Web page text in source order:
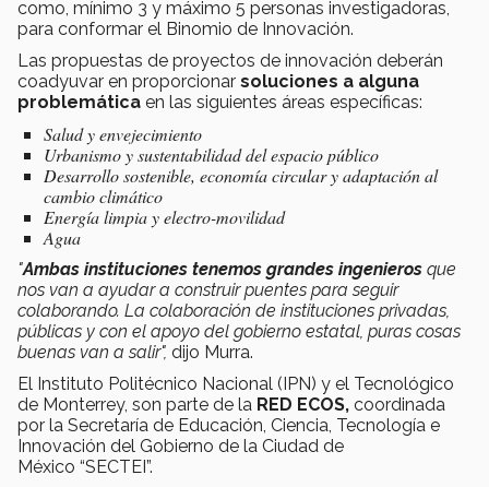
como, mínimo 3 y máximo 5 personas investigadoras,
para conformar el Binomio de Innovación.
Las propuestas de proyectos de innovación deberán
coadyuvar en proporcionar soluciones a alguna
problemática en las siguientes áreas específicas:
Salud y envejecimiento
Urbanismo y sustentabilidad del espacio público
Desarrollo sostenible, economía circular y adaptación al
cambio climático
Energía limpia y electro-movilidad
Agua
"Ambas instituciones tenemos grandes ingenieros que
nos van a ayudar a construir puentes para seguir
colaborando. La colaboración de instituciones privadas,
públicas y con el apoyo del gobierno estatal, puras cosas
buenas van a salir", dijo Murra.
El Instituto Politécnico Nacional (IPN) y el Tecnológico
de Monterrey, son parte de la RED ECOS, coordinada
por la Secretaría de Educación, Ciencia, Tecnología e
Innovación del Gobierno de la Ciudad de
México “SECTEI”.